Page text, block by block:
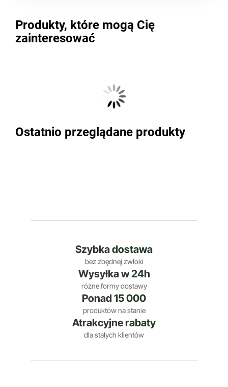
Produkty, które mogą Cię
zainteresować
Ostatnio przeglądane produkty
Szybkadostawa
bez zbędnej zwłoki
Wysyłka w24h
różne formy dostawy
Ponad 15 000
produktów na stanie
Atrakcyjnerabaty
dla stałych klientów